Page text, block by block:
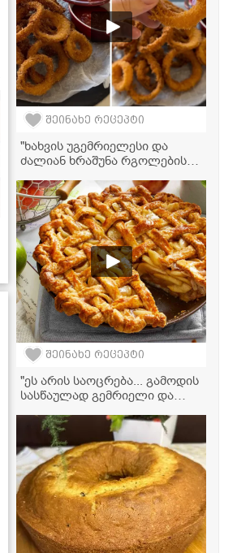
შეინახე რეცეპტი
"ხახვის უგემრიელესი და
ძალიან ხრაშუნა რგოლების
მარტივად მზადდება!" -
ვიდეორეცეპტი
შეინახე რეცეპტი
"ეს არის საოცრება... გამოდის
სასწაულად გემრიელი და
- ვაშლის ნამცხვრის რეცეპტი